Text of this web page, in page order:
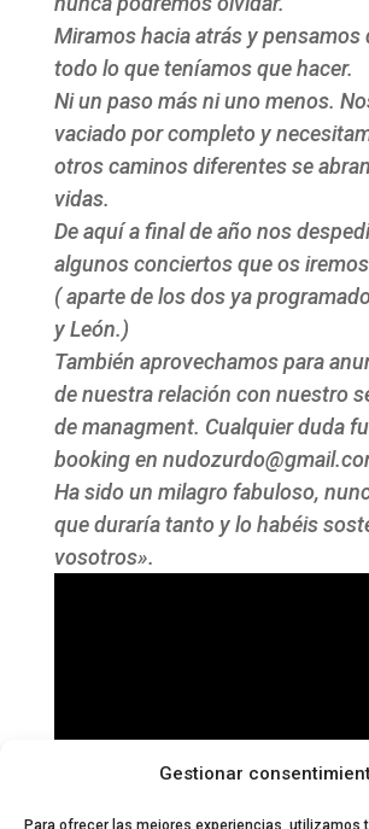
Gestionar
Para ofrecer las mejores experiencias, utilizamos
Miramos hacia atrás y pensamos
todo lo que teníamos que hacer.
Ni un paso más ni uno menos.
vaciado por completo y
otros caminos diferentes se
vidas.
De aquí a final de año nos
algunos conciertos que os
( aparte de los dos ya
y León.)
También aprovechamos para
de nuestra relación con nuestro
de managment. Cualquier duda
booking en
Ha sido un milagro fabuloso,
que duraría tanto y lo habéis
vosotros».